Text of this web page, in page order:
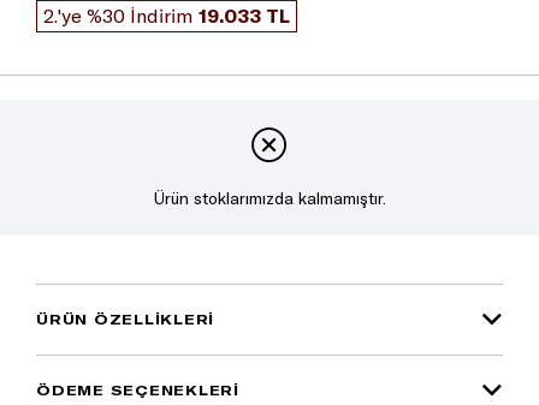
2.'ye %30 İndirim 19.033 TL
Ürün stoklarımızda kalmamıştır.
ÜRÜN ÖZELLIKLERI
ÖDEME SEÇENEKLERI